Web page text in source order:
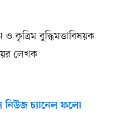
বুদ্ধিমত্তাবিষয়ক
লেখক
চ্যানেল ফলো